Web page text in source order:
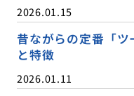
2026.01.15
昔ながらの定番「
と特徴
2026.01.11